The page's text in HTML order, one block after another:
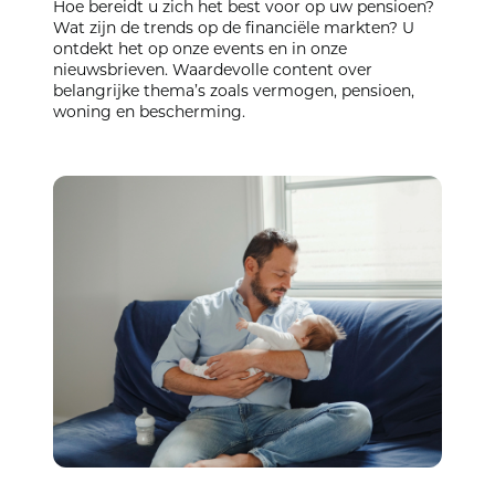
Hoe bereidt u zich het best voor op uw pensioen?
Wat zijn de trends op de financiële markten? U
ontdekt het op onze events en in onze
nieuwsbrieven. Waardevolle content over
belangrijke thema’s zoals vermogen, pensioen,
woning en bescherming.